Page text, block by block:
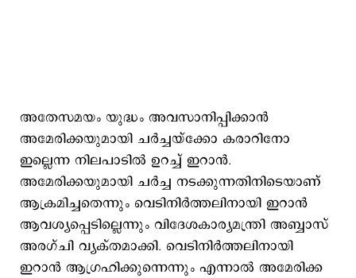
അതേസമയം യുദ്ധം അവസാനിപ്പിക്കാന്‍
അമേരിക്കയുമായി ചര്‍ച്ചയ്ക്കോ കരാറിനോ
ഇല്ലെന്ന നിലപാടില്‍ ഉറച്ച് ഇറാന്‍.
അമേരിക്കയുമായി ചര്‍ച്ച നടക്കുന്നതിനിടെയാണ്
ആക്രമിച്ചതെന്നും വെടിനിര്‍ത്തലിനായി ഇറാന്‍
ആവശ്യപ്പെടില്ലെന്നും വിദേശകാര്യമന്ത്രി അബ്ബാസ്
അരഗ്ചി വ്യക്തമാക്കി. വെടിനിര്‍ത്തലിനായി
ഇറാന്‍ ആഗ്രഹിക്കുന്നെന്നും എന്നാല്‍ അമേരിക്ക